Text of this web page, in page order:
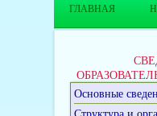
ГЛАВНАЯ
Основные